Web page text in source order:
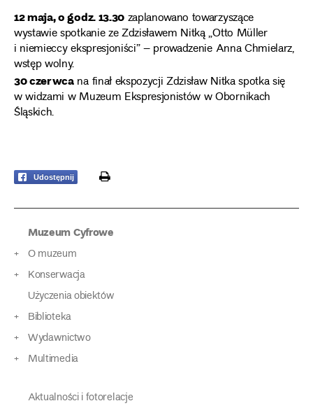
12 maja, o godz. 13.30zaplanowano towarzyszące
wystawie spotkanie ze Zdzisławem Nitką „Otto Müller
i niemieccy ekspresjoniści” – prowadzenie Anna Chmielarz,
wstęp wolny.
30 czerwcana finał ekspozycji Zdzisław Nitka spotka się
w widzami w Muzeum Ekspresjonistów w Obornikach
Śląskich.
Udostępnij print
Muzeum Cyfrowe
O muzeum
Konserwacja
Użyczenia obiektów
Biblioteka
Wydawnictwo
Multimedia
Aktualności i fotorelacje